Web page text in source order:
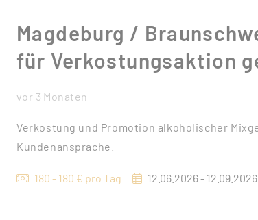
Magdeburg /
für Verkostungsaktion
vor 3 Monaten
Verkostung und Promotion alkoholischer
Kundenansprache.
180 - 180 € pro Tag 12.06.2026 - 12.09.2026